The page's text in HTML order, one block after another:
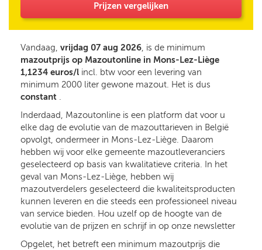
Prijzen vergelijken
Vandaag, vrijdag 07 aug 2026, is de minimum
mazoutprijs op Mazoutonline in Mons-Lez-Liège
1,1234 euros/l incl. btw voor een levering van
minimum 2000 liter gewone mazout. Het is dus
constant .
Inderdaad, Mazoutonline is een platform dat voor u
elke dag de evolutie van de mazouttarieven in België
opvolgt, ondermeer in Mons-Lez-Liège. Daarom
hebben wij voor elke gemeente mazoutleveranciers
geselecteerd op basis van kwalitatieve criteria. In het
geval van Mons-Lez-Liège, hebben wij
mazoutverdelers geselecteerd die kwaliteitsproducten
kunnen leveren en die steeds een professioneel niveau
van service bieden. Hou uzelf op de hoogte van de
evolutie van de prijzen en schrijf in op onze newsletter
Opgelet, het betreft een minimum mazoutprijs die